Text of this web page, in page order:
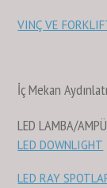
VINÇ VE
İç Mekan
LED LAMBA/
LED DOWNLIGHT
LED RAY